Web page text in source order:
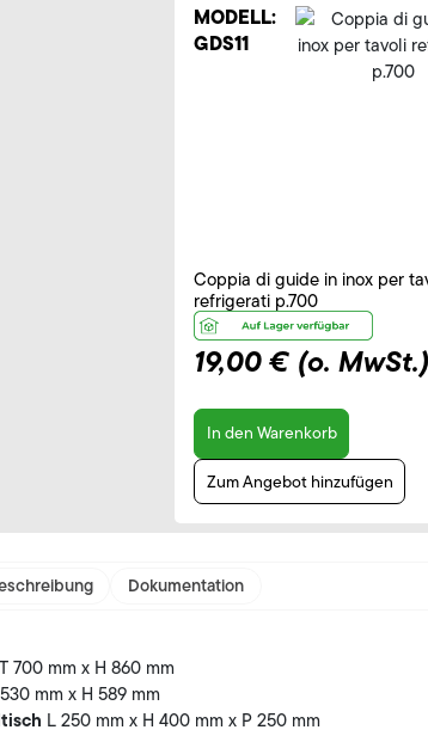
MODELL:
GDS11
Coppia di guide in inox per
refrigerati p.700
19,00 € (o. MwSt.)
In den Warenkorb
Zum Angebot hinzufügen
Dokumentation
700 mm x H 860 mm
mm x H 589 mm
L 250 mm x H 400 mm x P 250 mm